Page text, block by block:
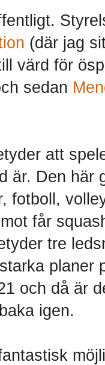
(där jag
värd för
sedan
att
är. Den här
fotboll,
får
tre
planer
och då är
igen.